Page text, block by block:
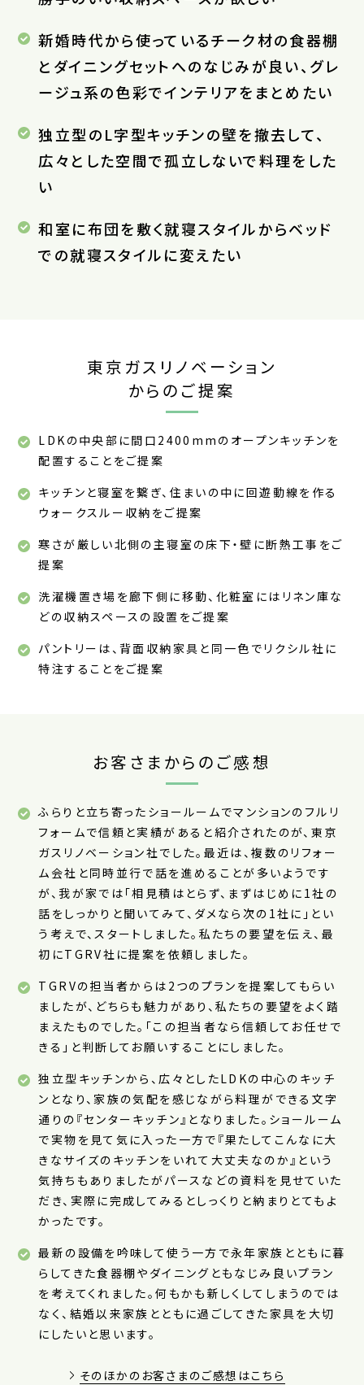
新婚時代から使っているチーク材の食器棚
とダイニングセットへのなじみが良い、グレ
ージュ系の色彩でインテリアをまとめたい
独立型のL字型キッチンの壁を撤去して、
広々とした空間で孤立しないで料理をした
い
和室に布団を敷く就寝スタイルからベッド
での就寝スタイルに変えたい
東京ガスリノベーション
からのご提案
LDKの中央部に間口2400mmのオープンキッチンを
配置することをご提案
キッチンと寝室を繋ぎ、住まいの中に回遊動線を作る
ウォークスルー収納をご提案
寒さが厳しい北側の主寝室の床下・壁に断熱工事をご
提案
洗濯機置き場を廊下側に移動、化粧室にはリネン庫な
どの収納スペースの設置をご提案
パントリーは、背面収納家具と同一色でリクシル社に
特注することをご提案
お客さまからのご感想
ふらりと立ち寄ったショールームでマンションのフルリ
フォームで信頼と実績があると紹介されたのが、東京
ガスリノベーション社でした。最近は、複数のリフォー
ム会社と同時並行で話を進めることが多いようです
が、我が家では「相見積はとらず、まずはじめに1社の
話をしっかりと聞いてみて、ダメなら次の1社に」とい
う考えで、スタートしました。私たちの要望を伝え、最
初にTGRV社に提案を依頼しました。
TGRVの担当者からは2つのプランを提案してもらい
ましたが、どちらも魅力があり、私たちの要望をよく踏
まえたものでした。「この担当者なら信頼してお任せで
きる」と判断してお願いすることにしました。
独立型キッチンから、広々としたLDKの中心のキッチ
ンとなり、家族の気配を感じながら料理ができる文字
通りの『センターキッチン』となりました。ショールーム
で実物を見て気に入った一方で『果たしてこんなに大
きなサイズのキッチンをいれて大丈夫なのか』という
気持ちもありましたがパースなどの資料を見せていた
だき、実際に完成してみるとしっくりと納まりとてもよ
かったです。
最新の設備を吟味して使う一方で永年家族とともに暮
らしてきた食器棚やダイニングともなじみ良いプラン
を考えてくれました。何もかも新しくしてしまうのでは
なく、結婚以来家族とともに過ごしてきた家具を大切
にしたいと思います。
そのほかのお客さまのご感想はこちら